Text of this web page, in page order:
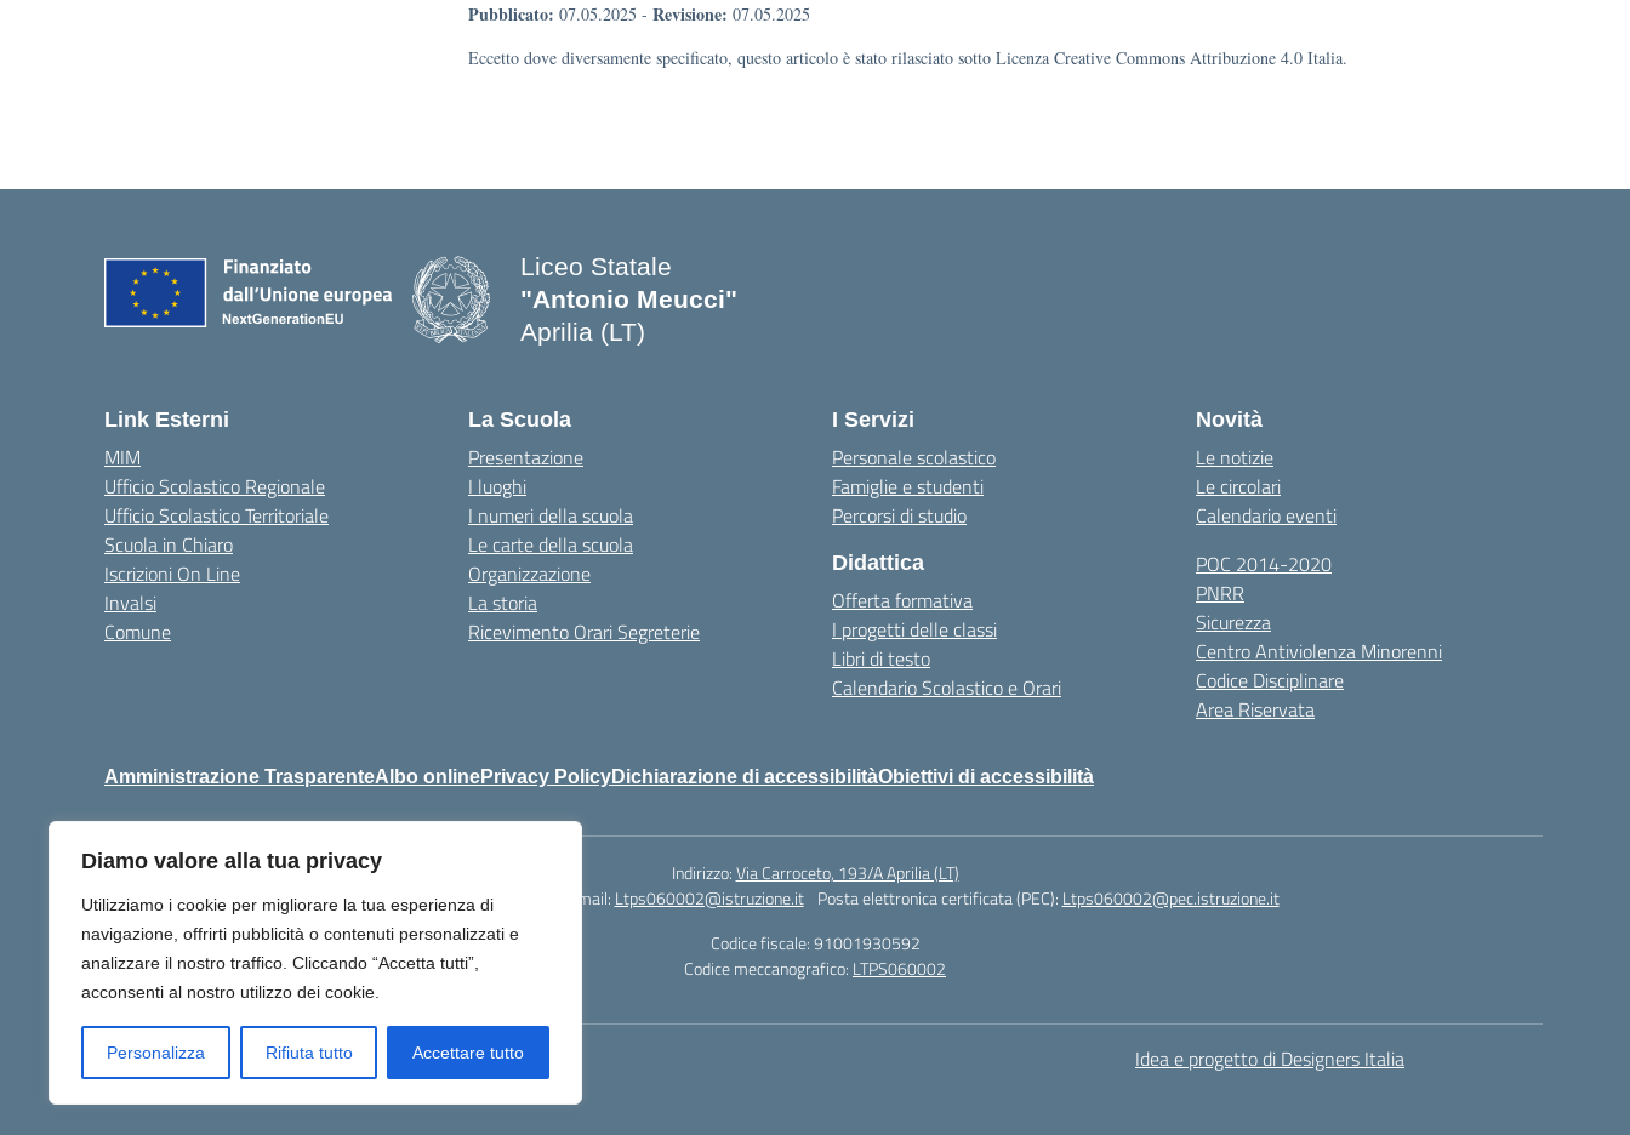
Diamo valore alla tua privacy
Utilizziamo i cookie per migliorare la tua esperienza di
navigazione, offrirti pubblicità o contenuti personalizzati e
analizzare il nostro traffico. Cliccando “Accetta tutti”,
acconsenti al nostro utilizzo dei cookie.
Personalizza Rifiuta tutto Accettare tutto
Pubblicato: 07.05.2025 - Revisione: 07.05.2025
Eccetto dove diversamente specificato, questo articolo è stato rilasciato sotto Licenza Creative Commons Attribuzione 4.0 Italia.
Liceo Statale
"Antonio Meucci"
Aprilia (LT)
Link Esterni
MIM
Ufficio Scolastico Regionale
Ufficio Scolastico Territoriale
Scuola in Chiaro
Iscrizioni On Line
Invalsi
Comune
La Scuola
Presentazione
I luoghi
I numeri della scuola
Le carte della scuola
Organizzazione
La storia
Ricevimento Orari Segreterie
I Servizi
Personale scolastico
Famiglie e studenti
Percorsi di studio
Didattica
Offerta formativa
I progetti delle classi
Libri di testo
Calendario Scolastico e Orari
Novità
Le notizie
Le circolari
Calendario eventi
POC 2014-2020
PNRR
Sicurezza
Centro Antiviolenza Minorenni
Codice Disciplinare
Area Riservata
Amministrazione TrasparenteAlbo onlinePrivacy PolicyDichiarazione di accessibilitàObiettivi di accessibilità
Indirizzo:Via Carroceto, 193/A Aprilia (LT)
Centralino:+39 06 9257678 Email: Ltps060002@istruzione.it Posta elettronica certificata (PEC): Ltps060002@pec.istruzione.it
Codice fiscale: 91001930592
Codice meccanografico: LTPS060002
Idea e progetto di Designers Italia